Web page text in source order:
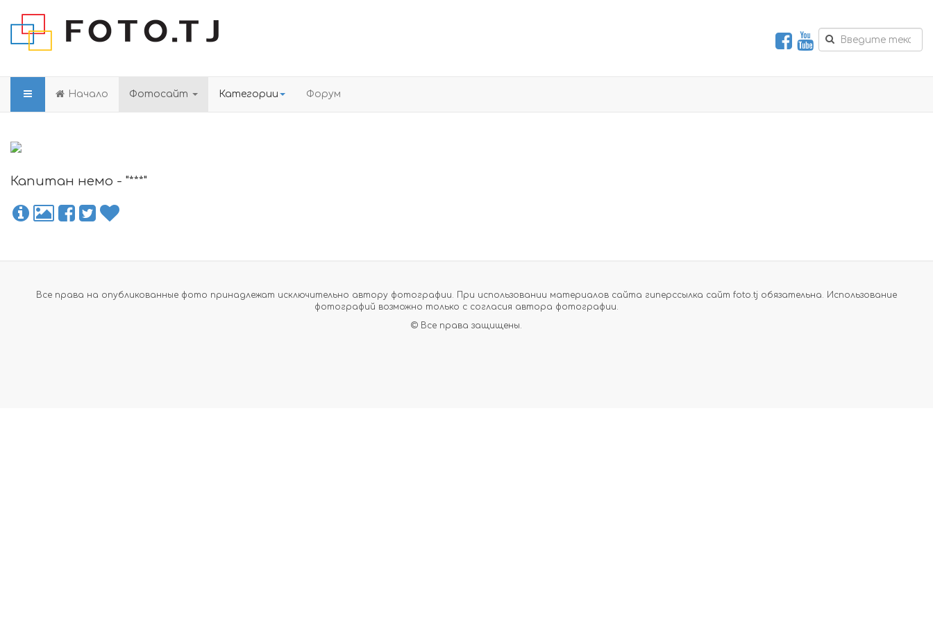
Начало Фотосайт Категории Форум
Капитан немо - "***"
Все права на опубликованные фото принадлежат исключительно автору фотографии. При использовании материалов сайта гиперссылка сайт foto.tj обязательна. Использование
фотографий возможно только с согласия автора фотографии.
© Все права защищены.